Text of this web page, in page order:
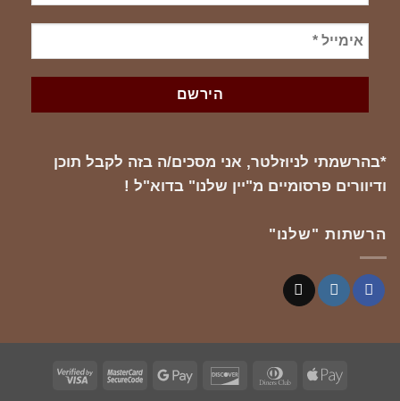
*בהרשמתי לניוזלטר, אני מסכים/ה בזה לקבל תוכן
ודיוורים פרסומיים מ"יין שלנו" בדוא"ל !
הרשתות "שלנו"
Apple
Dinners
Discover
Google
MasterCard
Visa